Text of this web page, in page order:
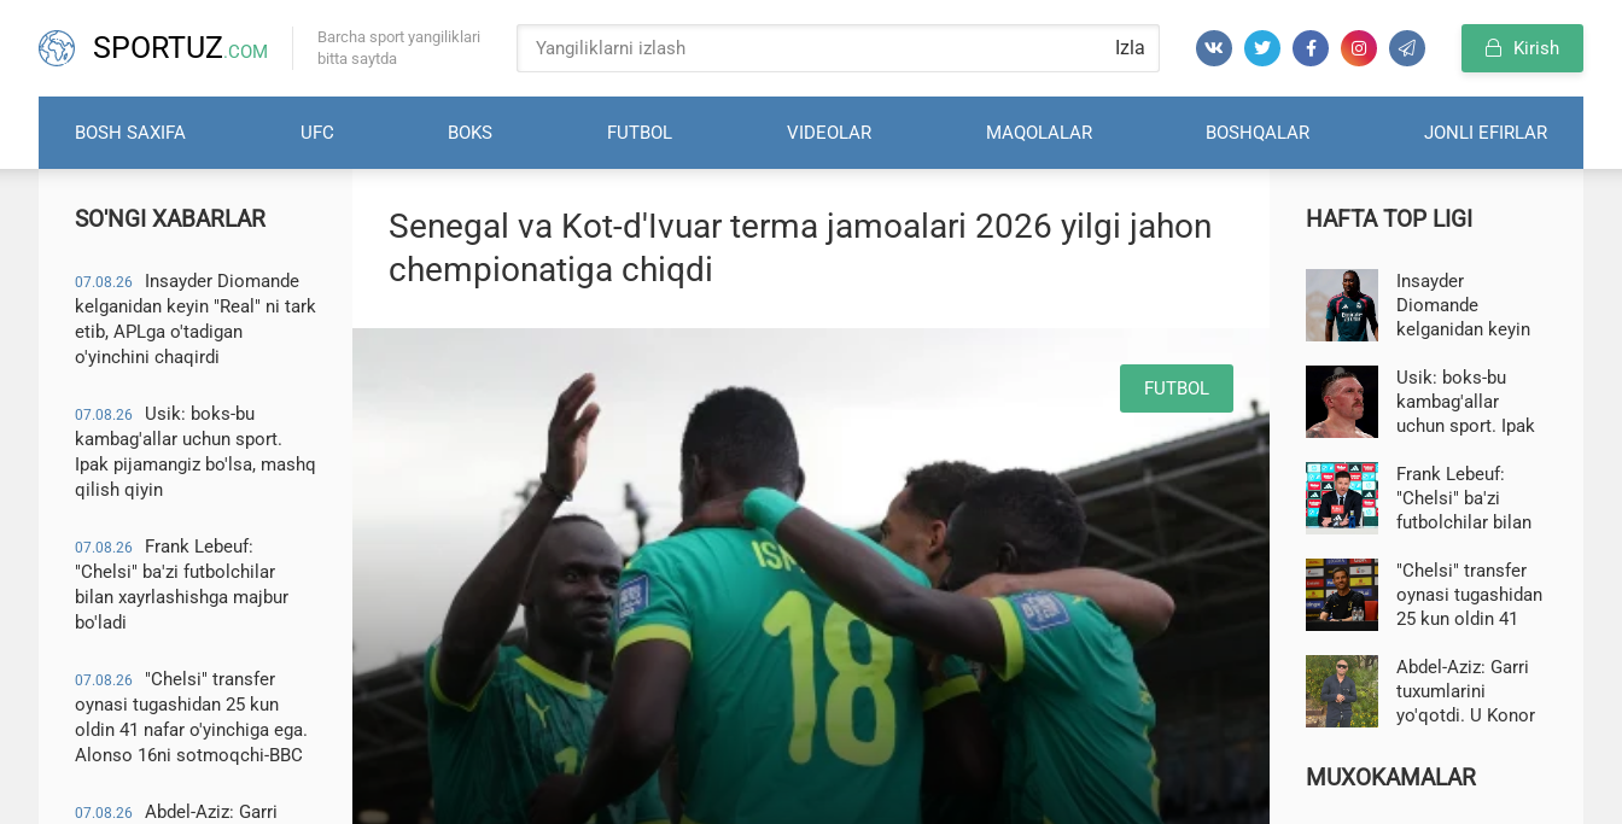
SPORTUZ.COM
Barcha sport yangiliklari
bitta saytda
Izla Kirish
BOSH SAXIFA UFC BOKS FUTBOL VIDEOLAR MAQOLALAR BOSHQALAR JONLI EFIRLAR
SO'NGI XABARLAR
07.08.26
Insayder Diomande
kelganidan keyin "Real" ni tark
etib, APLga o'tadigan
o'yinchini chaqirdi
07.08.26
Usik: boks-bu
kambag'allar uchun sport.
Ipak pijamangiz bo'lsa, mashq
qilish qiyin
07.08.26
Frank Lebeuf:
"Chelsi" ba'zi futbolchilar
bilan xayrlashishga majbur
bo'ladi
07.08.26
"Chelsi" transfer
oynasi tugashidan 25 kun
oldin 41 nafar o'yinchiga ega.
Alonso 16ni sotmoqchi-BBC
07.08.26
Abdel-Aziz: Garri
Senegal va Kot-d'Ivuar terma jamoalari 2026 yilgi jahon
chempionatiga chiqdi
FUTBOL
HAFTA TOP LIGI
Insayder
Diomande
kelganidan keyin
APLga o'tadigan
o'yinchini chaqirdi
Usik: boks-bu
kambag'allar
uchun sport. Ipak
mashq qilish qiyin
Frank Lebeuf:
"Chelsi" ba'zi
futbolchilar bilan
majbur bo'ladi
"Chelsi" transfer
oynasi tugashidan
25 kun oldin 41
ega. Alonso 16ni
sotmoqchi-BBC
Abdel-Aziz: Garri
tuxumlarini
yo'qotdi. U Konor
xitoycha nusxasi
MUXOKAMALAR